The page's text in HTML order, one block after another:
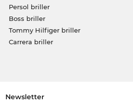
Persol briller
Boss briller
Tommy Hilfiger briller
Carrera briller
Newsletter